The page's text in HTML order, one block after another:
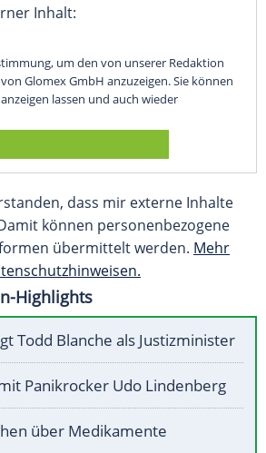
Inhalt:
um den von unserer Redaktion
Glomex GmbH anzuzeigen. Sie können
lassen und auch wieder
dass mir externe Inhalte
können personenbezogene
übermittelt werden. Mehr
Highlights
Todd Blanche als Justizminister
Panikrocker Udo Lindenberg
über Medikamente